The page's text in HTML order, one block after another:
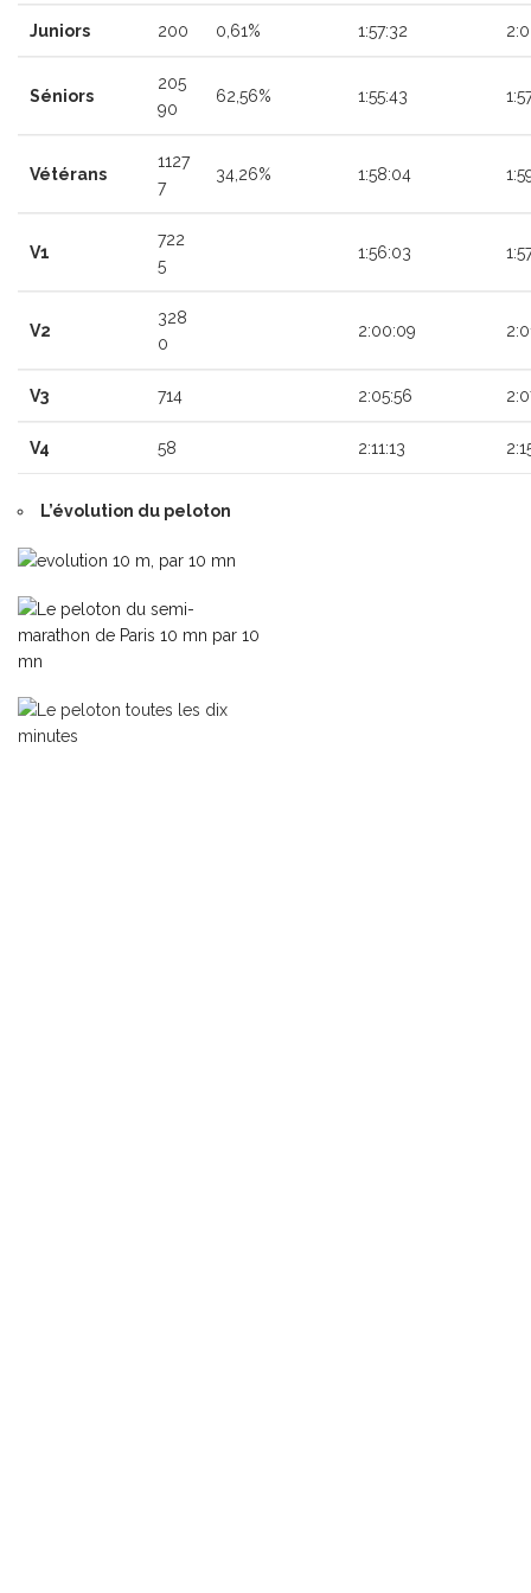
Juniors 200 0,61% 1:57:32
Séniors
205
90
62,56% 1:55:43
Vétérans
1127
7
34,26% 1:58:04
V1
722
5
1:56:03
V2
328
0
2:00:09
V3 714 2:05:56
V4 58 2:11:13
L’évolution du peloton